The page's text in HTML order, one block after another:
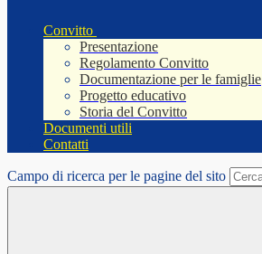
Convitto
Presentazione
Regolamento Convitto
Documentazione per le famiglie
Progetto educativo
Storia del Convitto
Documenti utili
Contatti
Campo di ricerca per le pagine del sito